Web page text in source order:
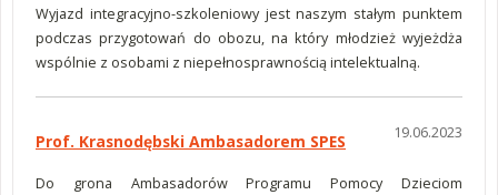
Wyjazd integracyjno-szkoleniowy jest naszym stałym punktem
podczas przygotowań do obozu, na który młodzież wyjeżdża
wspólnie z osobami z niepełnosprawnością intelektualną.
19.06.2023
Prof. Krasnodębski Ambasadorem SPES
Do grona Ambasadorów Programu Pomocy Dzieciom